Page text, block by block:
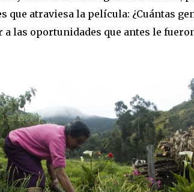
que atraviesa la película: ¿Cuántas
a las oportunidades que antes le